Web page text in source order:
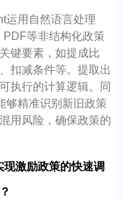
运用自然语言处理
PDF等非结构化政策
键要素，如提成比
扣减条件等。提取出
执行的计算逻辑。同
够精准识别新旧政策
用风险，确保政策的
激励政策的快速调